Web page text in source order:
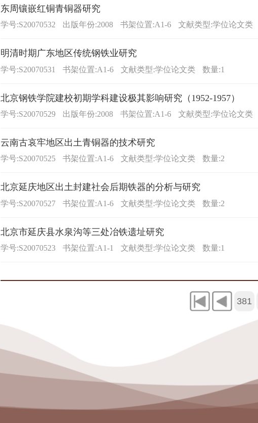
东周镶嵌红铜青铜器研究
学号:S20070532 出版年份:2008 书架位置:A1-6 文献类型:学位论文类
明清时期广东地区传统钢铁业研究
学号:S20070531 书架位置:A1-6 文献类型:学位论文类 数量:1
北京钢铁学院建校初期学科建设极其影响研究（1952-1957）
学号:S20070529 出版年份:2008 书架位置:A1-6 文献类型:学位论文类
云南古哀牢地区出土青铜器的技术研究
学号:S20070525 书架位置:A1-6 文献类型:学位论文类 数量:2
北京延庆地区出土封建社会后期铁器的分析与研究
学号:S20070527 书架位置:A1-6 文献类型:学位论文类 数量:2
北京市延庆县水泉沟等三处冶铁遗址研究
学号:S20070523 书架位置:A1-1 文献类型:学位论文类 数量:1
381